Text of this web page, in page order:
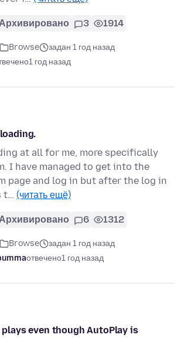
3 1914
Browse
задан 1 год назад
1 год назад
at all for me, more specifically
I have managed to get into the
page and log in but after the log in
t… (читать ещё)
6 1312
Browse
задан 1 год назад
отвечено1 год назад
even though AutoPlay is